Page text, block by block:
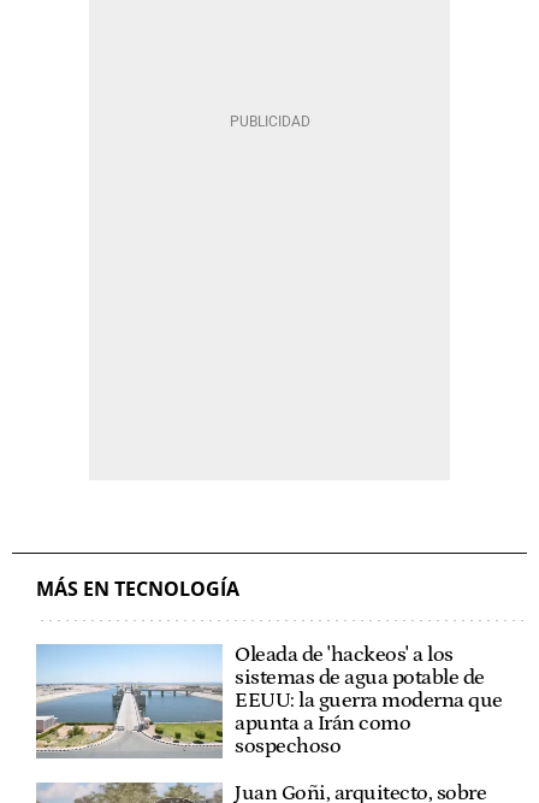
MÁS EN TECNOLOGÍA
Oleada de 'hackeos' a los
sistemas de agua potable de
EEUU: la guerra moderna que
apunta a Irán como
sospechoso
Juan Goñi, arquitecto, sobre